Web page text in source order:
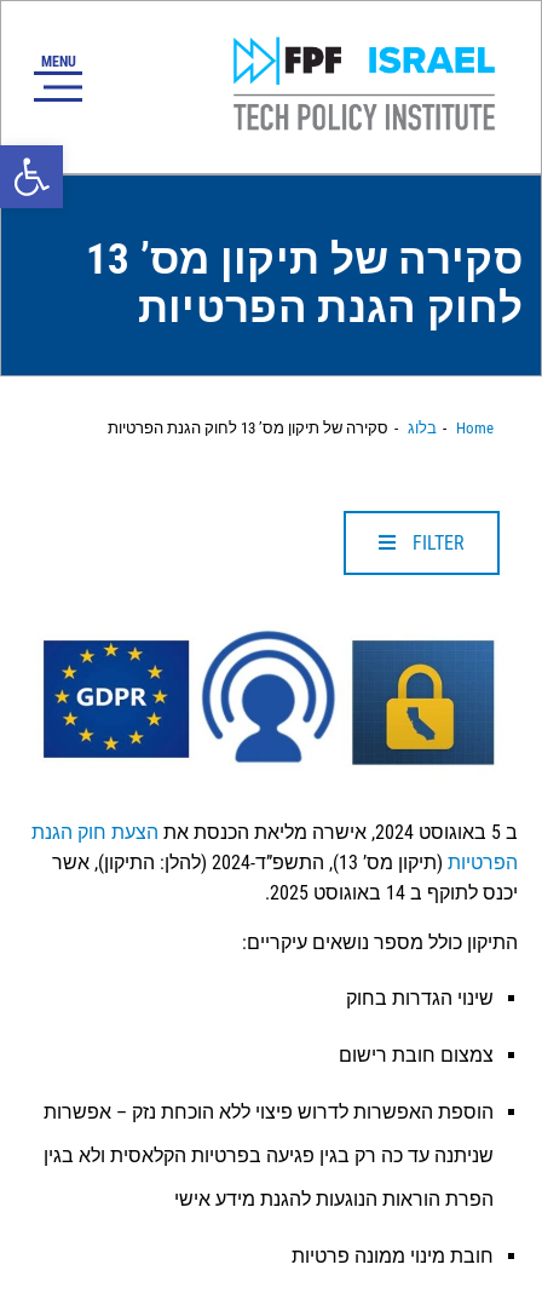
סקירה של תיקון מס’ 13
לחוק הגנת הפרטיות
Home בלוג סקירה של תיקון מס’ 13 לחוק הגנת הפרטיות
FILTER
ב 5 באוגוסט 2024, אישרה מליאת הכנסת את
הצעת חוק הגנת
הפרטיות
(תיקון מס’ 13), התשפ”ד-2024 (להלן: התיקון), אשר
יכנס לתוקף ב 14 באוגוסט 2025.
התיקון כולל מספר נושאים עיקריים:
שינוי הגדרות בחוק
צמצום חובת רישום
הוספת האפשרות לדרוש פיצוי ללא הוכחת נזק – אפשרות
שניתנה עד כה רק בגין פגיעה בפרטיות הקלאסית ולא בגין
הפרת הוראות הנוגעות להגנת מידע אישי
חובת מינוי ממונה פרטיות